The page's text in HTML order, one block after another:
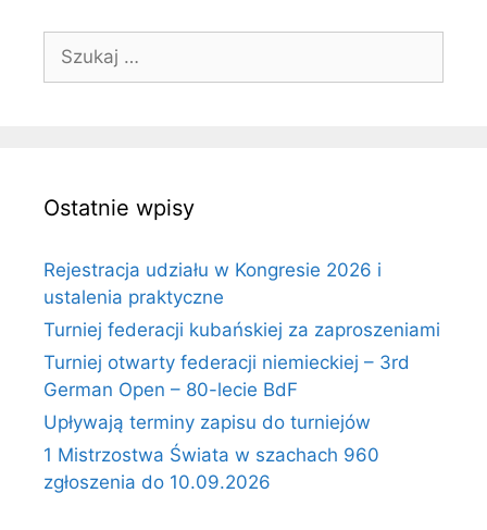
Ostatnie wpisy
Rejestracja udziału w Kongresie 2026 i
ustalenia praktyczne
Turniej federacji kubańskiej za zaproszeniami
Turniej otwarty federacji niemieckiej – 3rd
German Open – 80-lecie BdF
Upływają terminy zapisu do turniejów
1 Mistrzostwa Świata w szachach 960
zgłoszenia do 10.09.2026